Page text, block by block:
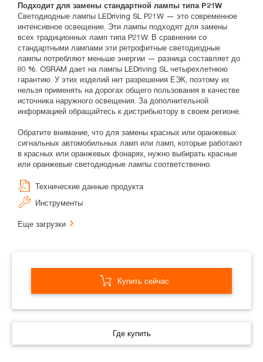
Подходит для замены стандартной лампы типа P21W
Светодиодные лампы LEDriving SL P21W — это современное
интенсивное освещение. Эти лампы подходят для замены
всех традиционных ламп типа P21W. В сравнении со
стандартными лампами эти ретрофитные светодиодные
лампы потребляют меньше энергии — разница составляет до
80 %. OSRAM дает на лампы LEDriving SL четырехлетнюю
гарантию. У этих изделий нет разрешения ЕЭК, поэтому их
нельзя применять на дорогах общего пользования в качестве
источника наружного освещения. За дополнительной
информацией обращайтесь к дистрибьютору в своем регионе.
Обратите внимание, что для замены красных или оранжевых
сигнальных автомобильных ламп или ламп, которые работают
в красных или оранжевых фонарях, нужно выбирать красные
или оранжевые светодиодные лампы соответственно.
Технические данные продукта
Инструменты
Еще загрузки
Купить сейчас
Где купить